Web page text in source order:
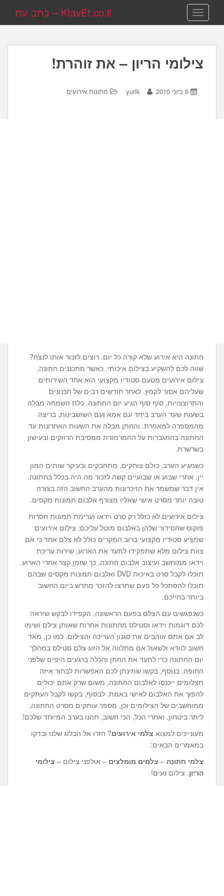
TOGGLE NAVIGATION KtavEt.co.il – כתב עת
צילומי הריון – את זוהרת!
6 ביוני 2010 yurik חתונות אירועים
חתונה היא אירוע שלא קורה כל יום. רוצים לזכור אותו לנצח?
שווה לכם להשקיע בצילום איכותי. כאשר מתכננים חתונה,
צילום אירועים מטעם סטודיו מקצועי הוא אחד השירותים
שעליהם אסור לקמץ. לאחר חודשים רבים של תכנונים
והתרוצצויות, סוף סוף הגיע יום החתונה. כלת השמחה מבלה
בשעות שעד הערב ביחד עם אמא ועם השושבינות, בריצה
מהמספרה למאפרת. והחתן מבלה את השעות האחרונות עד
החתונה בהתגברות על החמרמורת ממסיבת הרווקים ובעישון
בשרשרת.
כשמגיע הערב, כולם צוחקים, מתחבקים ובעיקר שותים המון
יין. אחרי שבוע או שבועיים קשה לזכור מה היה בכלל בחתונה.
אין דבר שמשמר את הזיכרונות מהערב החשוב הזה בצורה
טובה יותר מסרט אישי שאליו מצורף אלבום תמונות מקסים.
צילום אירועים לא כולל רק סרט וידאו וערימת תמונות חסרות
פוקוס שהסידור שלהן באלבום מוטל עליכם; צילום אירועים
שמציע סטודיו מקצועי ברוב המקרים כולל לא צלם אחד כי אם
צוות צילום מלא שתפקידו לתעד את הארוע, שירות עריכת
וידאו ממוחשב ועיצוב אלבום חתונה, כך שזמן קצר אחרי הארוע
תוכלו לקבל סרט באיכות DVD ואלבום תמונות מקסים שבהם
תוכלו להסתכל כל פעם שתרצו להזכר מחדש ביום החשוב
ביותר בחייכם.
כשנפגשים עם הצלם בפעם הראשונה, הקפידו לבקש שיראה
לכם דוגמות וידאו וסטילס מחתונות אחרות שאותן צילם ושימו
לב אם אתם אוהבים את סגנון העריכה והצילום. כמו כן, מאד
חשוב לוודא ולשאול אם מתלווה אל הזוג צלם סטילס במהלך
יום החתונה כדי לתעד את החתן והכלה ברגעים היפים שלפני
החופה. בנוסף, בקשו שתינתן לכם האפשרות לבחור איזה
תצלומים ייכנסו לאלבום החתונה, משום שרק אתם יכולים
להפוך את האלבום לאישי באמת. לבסוף, בקשו לקבל העתקים
ממוחשבים של הצילומים וכן, מספר עותקים מסרט החתונה,
ליתר ביטחון. ואחרי הכל, הכי חשוב, תהנו בערב המיוחד שלכם!
מעוניינים למצוא צלמי אירועים? חזרו אל הבלוג שלנו ובדקו
במאמרים הבאים:
צלמי חתונה – צלמים מומלצים – אולפני צילום – צילומי
הריון. צילום נעים!